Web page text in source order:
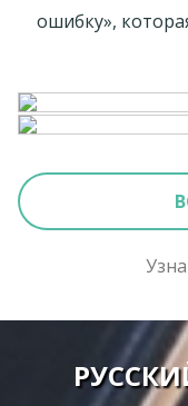
ошибку»,